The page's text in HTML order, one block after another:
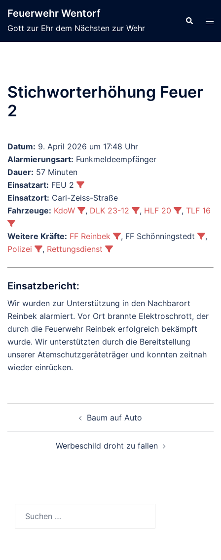
Inhalt
springen
Feuerwehr Wentorf
Gott zur Ehr dem Nächsten zur Wehr
Suche
Stichworterhöhung Feuer
2
Datum: 9. April 2026 um 17:48 Uhr
Alarmierungsart: Funkmeldeempfänger
Dauer: 57 Minuten
Einsatzart: FEU 2
Einsatzort: Carl-Zeiss-Straße
Fahrzeuge: KdoW , DLK 23-12 , HLF 20 , TLF 16
Weitere Kräfte: FF Reinbek , FF Schönningstedt
,
Polizei
, Rettungsdienst
Einsatzbericht:
Wir wurden zur Unterstützung in den Nachbarort
Reinbek alarmiert. Vor Ort brannte Elektroschrott, der
durch die Feuerwehr Reinbek erfolgreich bekämpft
wurde. Wir unterstützten durch die Bereitstellung
unserer Atemschutzgeräteträger und konnten zeitnah
wieder einrücken.
Baum auf Auto
Werbeschild droht zu fallen